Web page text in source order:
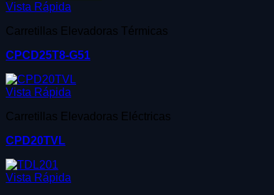
Vista Rápida
Carretillas Elevadoras Térmicas
CPCD25T8-G51
Vista Rápida
Carretillas Elevadoras Eléctricas
CPD20TVL
Vista Rápida